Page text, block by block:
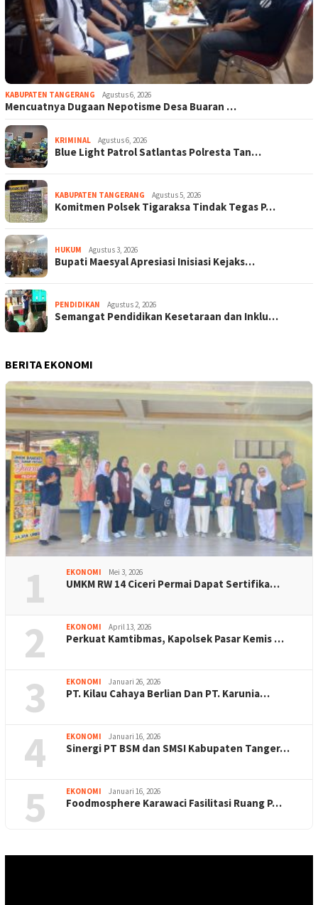
KABUPATEN TANGERANG Agustus 6, 2026
Mencuatnya Dugaan Nepotisme Desa Buaran …
KRIMINAL Agustus 6, 2026
Blue Light Patrol Satlantas Polresta Tan…
KABUPATEN TANGERANG Agustus 5, 2026
Komitmen Polsek Tigaraksa Tindak Tegas P…
HUKUM Agustus 3, 2026
Bupati Maesyal Apresiasi Inisiasi Kejaks…
PENDIDIKAN Agustus 2, 2026
Semangat Pendidikan Kesetaraan dan Inklu…
BERITA EKONOMI
1 EKONOMI Mei 3, 2026
UMKM RW 14 Ciceri Permai Dapat Sertifika…
2 EKONOMI April 13, 2026
Perkuat Kamtibmas, Kapolsek Pasar Kemis …
3 EKONOMI Januari 26, 2026
PT. Kilau Cahaya Berlian Dan PT. Karunia…
4 EKONOMI Januari 16, 2026
Sinergi PT BSM dan SMSI Kabupaten Tanger…
5 EKONOMI Januari 16, 2026
Foodmosphere Karawaci Fasilitasi Ruang P…